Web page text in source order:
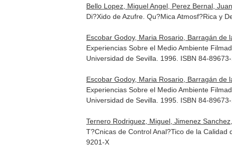
Bello Lopez, Miguel Angel, Perez Bernal,
Di?Xido de Azufre. Qu?Mica Atmosf?Rica y
Escobar Godoy, Maria Rosario, Barragán de
Experiencias Sobre el Medio Ambiente
Universidad de Sevilla. 1996. ISBN 84-
Escobar Godoy, Maria Rosario, Barragán de
Experiencias Sobre el Medio Ambiente
Universidad de Sevilla. 1995. ISBN 84-
Ternero Rodriguez, Miguel, Jimenez
T?Cnicas de Control Anal?Tico de la
9201-X